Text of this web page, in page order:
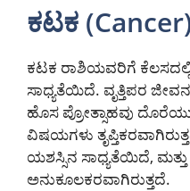
ಕಟಕ
ಕಟಕ ರಾಶಿಯವರಿಗೆ ಕೆಲಸದಲ್ಲಿ
ಸಾಧ್ಯತೆಯಿದೆ. ವೃತ್ತಿಪರ
ಹೊಸ ಪ್ರೋತ್ಸಾಹವು
ವಿಷಯಗಳು
ಯಶಸ್ಸಿನ ಸಾಧ್ಯತೆಯಿದೆ,
ಅನುಕೂಲಕರವಾಗಿರುತ್ತದೆ.